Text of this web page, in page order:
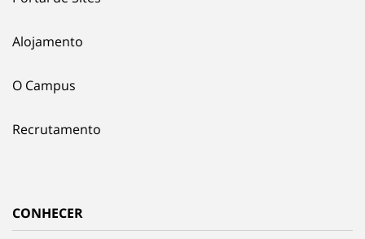
Alojamento
O Campus
Recrutamento
CONHECER